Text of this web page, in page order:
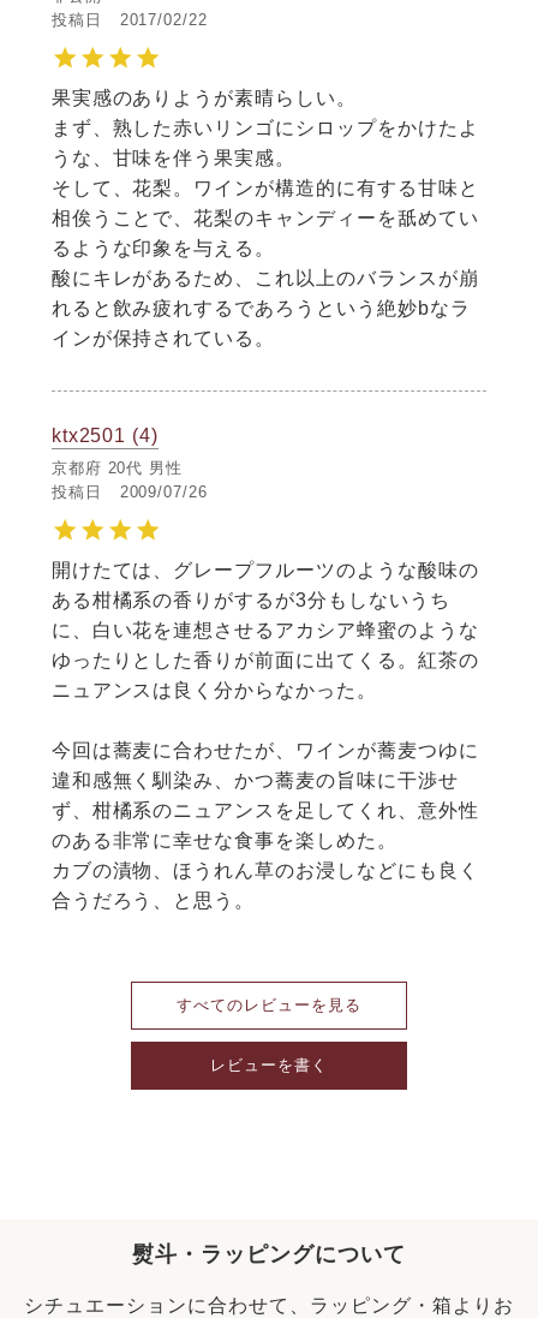
投稿日
2017/02/22
果実感のありようが素晴らしい。
まず、熟した赤いリンゴにシロップをかけたよ
うな、甘味を伴う果実感。
そして、花梨。ワインが構造的に有する甘味と
相俟うことで、花梨のキャンディーを舐めてい
るような印象を与える。
酸にキレがあるため、これ以上のバランスが崩
れると飲み疲れするであろうという絶妙bなラ
インが保持されている。
ktx2501 4
京都府 20代 男性
投稿日
2009/07/26
開けたては、グレープフルーツのような酸味の
ある柑橘系の香りがするが3分もしないうち
に、白い花を連想させるアカシア蜂蜜のような
ゆったりとした香りが前面に出てくる。紅茶の
ニュアンスは良く分からなかった。
今回は蕎麦に合わせたが、ワインが蕎麦つゆに
違和感無く馴染み、かつ蕎麦の旨味に干渉せ
ず、柑橘系のニュアンスを足してくれ、意外性
のある非常に幸せな食事を楽しめた。
カブの漬物、ほうれん草のお浸しなどにも良く
合うだろう、と思う。
すべてのレビューを見る
レビューを書く
熨斗・ラッピングについて
シチュエーションに合わせて、ラッピング・箱よりお